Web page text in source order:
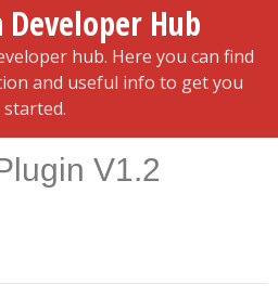
Developer Hub
hub. Here you can find
and useful info to get you
started.
V1.2